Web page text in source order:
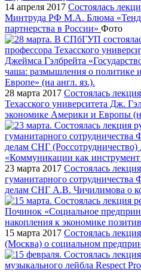
14 апреля 2017 Состоялась
Минтруда РФ М.А. Блюма
партнерства в России» Фото
28 марта 2017 Состоялась
Техасского университета Дж.
экономике Америки и Европы
23 марта 2017 Состоялась
гуманитарного сотрудничества
делам СНГ А.В. Чичилимова о
15 марта 2017 Состоялась
(Москва) о социальном